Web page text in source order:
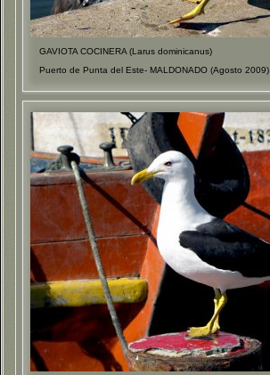
GAVIOTA COCINERA (Larus dominicanus)
Puerto de Punta del Este- MALDONADO (Agosto 2009)